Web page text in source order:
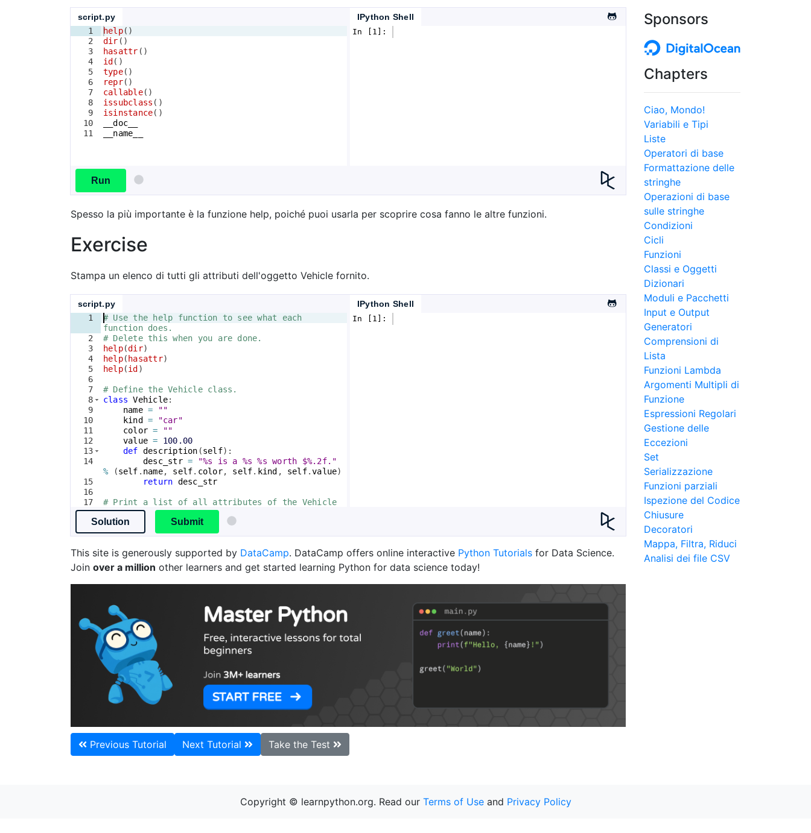
script.py
1
2
3
4
5
6
7
8
9
10
11
help( )
dir ( )
hasattr ( )
id ( )
type( )
repr( )
callable( )
issubclass ( )
isinstance( )
__doc__
__name__
IPython Shell
In [1]:
Run
Spesso la più importante è la funzione help, poiché puoi usarla per scoprire cosa fanno le altre funzioni.
Exercise
Stampa un elenco di tutti gli attributi dell'oggetto Vehicle fornito.
script.py
1
2
3
4
5
6
7
8
9
10
11
12
13
14
15
16
17
# Use the help function to see what each
function does.
# Delete this when you are done.
help(dir)
help( hasattr)
help(id )
# Define the Vehicle class.
class Vehicle:
name =
""
kind
=
"car"
color =
""
value =
100.00
def description (self) :
desc_str =
"%s is a %s %s worth $%.2f."
%
(self . name, self. color, self. kind , self.value)
return desc_str
# Print a list of all attributes of the Vehicle
class.
IPython Shell
In [1]:
Solution Submit
This site is generously supported by DataCamp. DataCamp offers online interactive Python Tutorials for Data Science.
Join over a million other learners and get started learning Python for data science today!
Previous Tutorial Next Tutorial Take the Test
Sponsors
Chapters
Ciao, Mondo!
Variabili e Tipi
Liste
Operatori di base
Formattazione delle
stringhe
Operazioni di base
sulle stringhe
Condizioni
Cicli
Funzioni
Classi e Oggetti
Dizionari
Moduli e Pacchetti
Input e Output
Generatori
Comprensioni di
Lista
Funzioni Lambda
Argomenti Multipli di
Funzione
Espressioni Regolari
Gestione delle
Eccezioni
Set
Serializzazione
Funzioni parziali
Ispezione del Codice
Chiusure
Decoratori
Mappa, Filtra, Riduci
Analisi dei file CSV
Copyright © learnpython.org. Read our Terms of Useand Privacy Policy